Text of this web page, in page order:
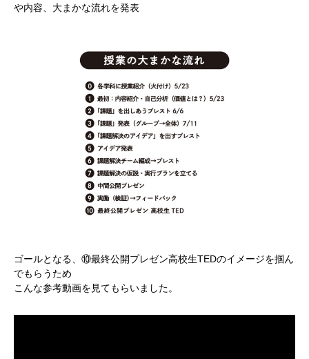
や内容、大まかな流れを発表
ゴールとなる、⑩最終公開プレゼン高校生TEDのイメージを掴ん
でもらうため
こんな参考動画を見てもらいました。